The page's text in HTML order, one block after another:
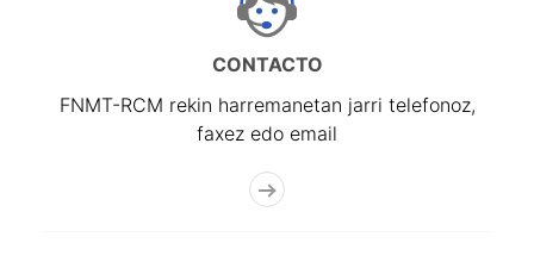
CONTACTO
FNMT-RCM rekin harremanetan jarri telefonoz,
faxez edo email